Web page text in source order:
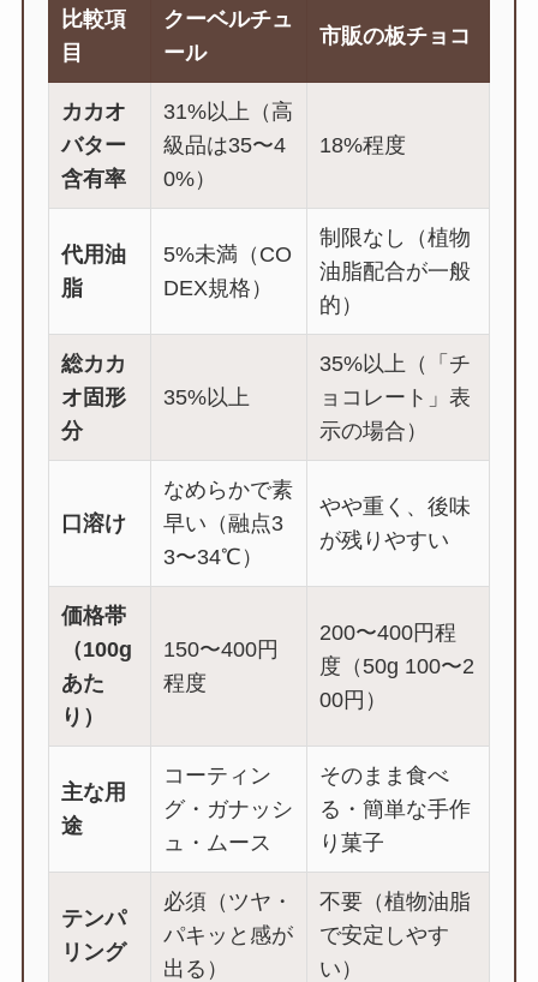
比較項
目
クーベルチュ
ール
市販の板チョコ
カカオ
バター
含有率
31%以上（高
級品は35〜4
0%）
18%程度
代用油
脂
5%未満（CO
DEX規格）
制限なし（植物
油脂配合が一般
的）
総カカ
オ固形
分
35%以上
35%以上（「チ
ョコレート」表
示の場合）
口溶け
なめらかで素
早い（融点3
3〜34℃）
やや重く、後味
が残りやすい
価格帯
（100g
あた
り）
150〜400円
程度
200〜400円程
度（50g 100〜2
00円）
主な用
途
コーティン
グ・ガナッシ
ュ・ムース
そのまま食べ
る・簡単な手作
り菓子
テンパ
リング
必須（ツヤ・
パキッと感が
出る）
不要（植物油脂
で安定しやす
い）